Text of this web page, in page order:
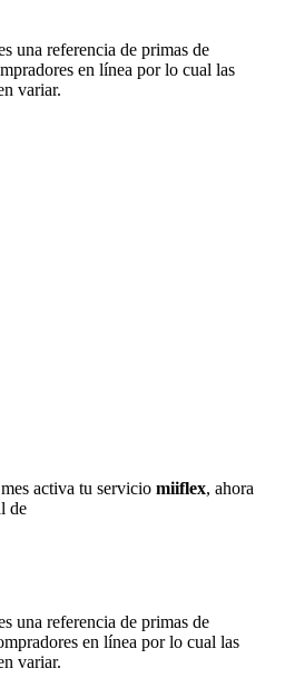
una referencia de primas de
en línea por lo cual las
variar.
activa tu servicio miiflex, ahora
de
una referencia de primas de
en línea por lo cual las
variar.